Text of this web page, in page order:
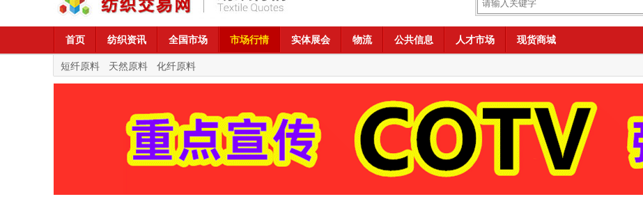
首页 纺织资讯 全国市场 市场行情 实体展会 物流 公共信息 人才市场 现货商城
短纤原料 天然原料 化纤原料